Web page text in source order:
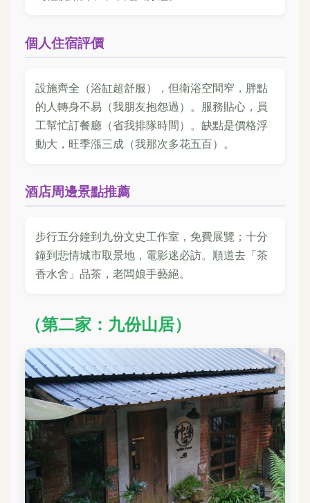
個人住宿評價
設施齊全（浴缸超舒服），但衛浴空間窄，胖點
的人轉身不易（我朋友抱怨過）。服務貼心，員
工幫忙訂餐廳（省我排隊時間）。缺點是價格浮
動大，旺季漲三成（我那次多花五百）。
酒店周邊景點推薦
步行五分鐘到九份文史工作室，免費展覽；十分
鐘到悲情城市取景地，電影迷必訪。順道去「茶
香水舍」品茶，老闆娘手藝絕。
（第二家：九份山居）